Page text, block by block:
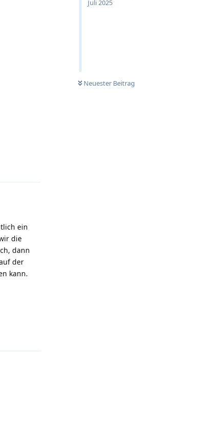
Juli 2025
Neuester Beitrag
ein
die
dann
der
kann.